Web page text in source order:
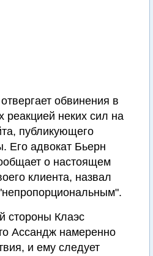
обвинения в
реакцией неких сил на
публикующего
Его адвокат Бьерн
о настоящем
клиента, назвал
стороны Клаэс
Ассандж намеренно
и ему следует